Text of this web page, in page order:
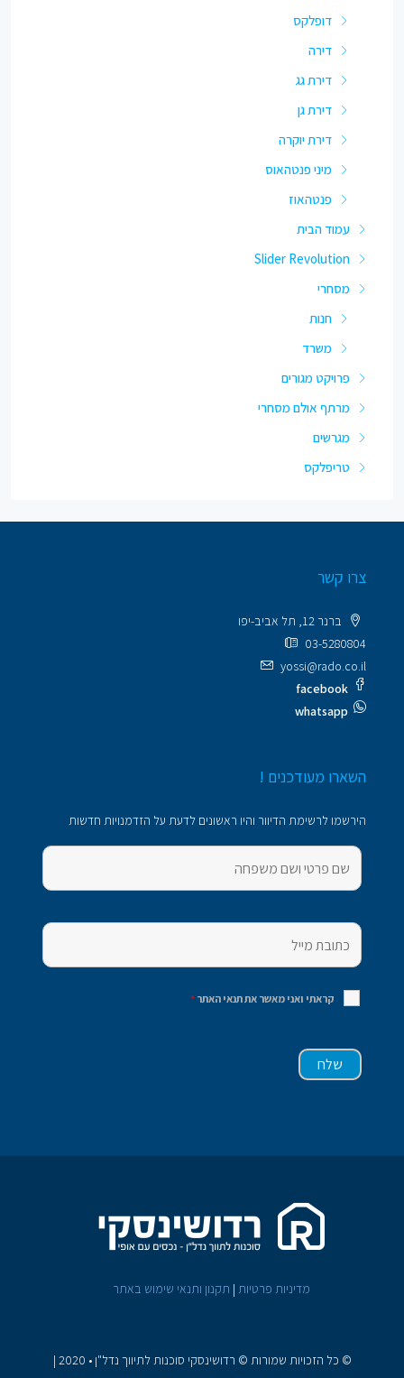
דופלקס
דירה
דירת גג
דירת גן
דירת יוקרה
מיני פנטהאוס
פנטהאוז
עמוד הבית
Slider Revolution
מסחרי
חנות
משרד
פרויקט מגורים
מרתף אולם מסחרי
מגרשים
טריפלקס
צרו קשר
ברנר 12, תל אביב-יפו
03-5280804
yossi@rado.co.il
facebook
whatsapp
השארו מעודכנים !
הירשמו לרשימת הדיוור והיו ראשונים לדעת על הזדמנויות חדשות
קראתי ואני מאשר את תנאי האתר *
מדיניות פרטיות | תקנון ותנאי שימוש באתר
© כל הזכויות שמורות © רדושינסקי סוכנות לתיווך נדל"ן • 2020 |